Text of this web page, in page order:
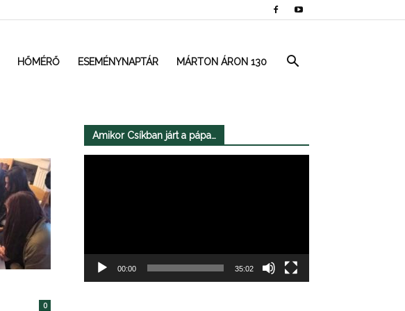
HŐMÉRŐ ESEMÉNYNAPTÁR MÁRTON ÁRON 130
0
Amikor Csíkban járt a pápa…
00:00 35:02